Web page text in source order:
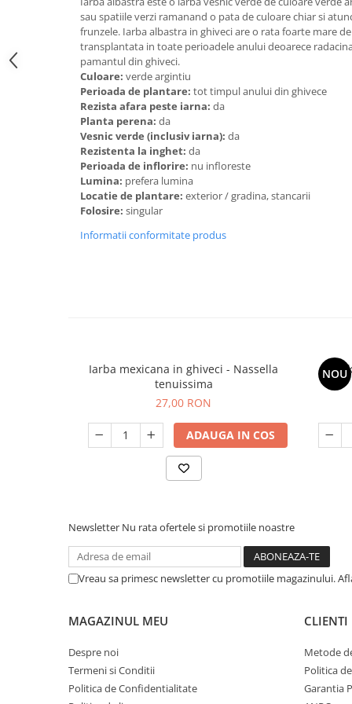
sau spatiile verzi ramanand o pata de culoare chiar si
frunzele. Iarba albastra in ghiveci are o rata foarte mare
transplantata in toate perioadele anului deoarece
pamantul din ghiveci.
Culoare: verde argintiu
Perioada de plantare: tot timpul anului din ghivece
Rezista afara peste iarna: da
Planta perena: da
Vesnic verde (inclusiv iarna): da
Rezistenta la inghet: da
Perioada de inflorire: nu infloreste
Lumina: prefera lumina
Locatie de plantare: exterior / gradina, stancarii
Folosire: singular
Informatii conformitate produs
Iarba mexicana in ghiveci - Nassella
tenuissima
27,00 RON
ADAUGA IN COS
NOU
Newsletter Nu rata ofertele si promotiile noastre
Vreau sa primesc newsletter cu promotiile magazinului.
MAGAZINUL MEU
Despre noi
Termeni si Conditii
Politica de Confidentialitate
CLIENTI
Metode
Politica
Garantia